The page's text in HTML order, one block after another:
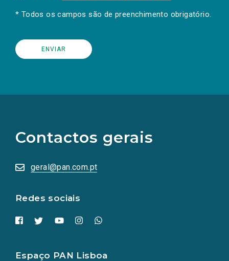
* Todos os campos são de preenchimento obrigatório.
Contactos gerais
geral@pan.com.pt
Redes sociais
redes
sociais
numa
nova
Espaço PAN Lisboa